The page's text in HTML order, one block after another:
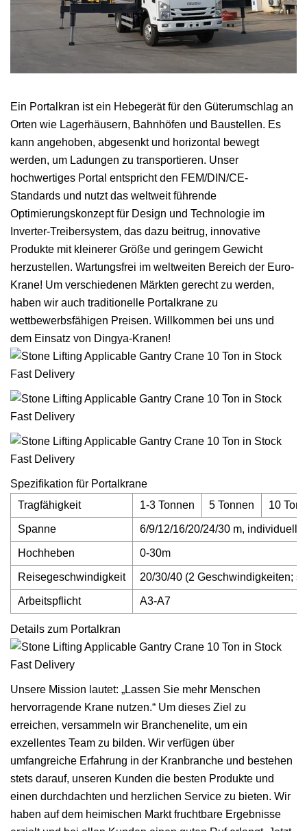
Ein Portalkran ist ein Hebegerät für den Güterumschlag an
Orten wie Lagerhäusern, Bahnhöfen und Baustellen. Es
kann angehoben, abgesenkt und horizontal bewegt
werden, um Ladungen zu transportieren. Unser
hochwertiges Portal entspricht den FEM/DIN/CE-
Standards und nutzt das weltweit führende
Optimierungskonzept für Design und Technologie im
Inverter-Treibersystem, das dazu beitrug, innovative
Produkte mit kleinerer Größe und geringem Gewicht
herzustellen. Wartungsfrei im weltweiten Bereich der Euro-
Krane! Um verschiedenen Märkten gerecht zu werden,
haben wir auch traditionelle Portalkrane zu
wettbewerbsfähigen Preisen. Willkommen bei uns und
dem Einsatz von Dingya-Kranen!
Spezifikation für Portalkrane
Tragfähigkeit
1-3 Tonnen 5 Tonnen 10
Spanne 6/9/12/16/20/24/30 m, individuell
Hochheben 0-30m
Reisegeschwindigkeit 20/30/40 (2 Geschwindigkeiten;
Arbeitspflicht A3-A7
Details zum Portalkran
Unsere Mission lautet: „Lassen Sie mehr Menschen
hervorragende Krane nutzen.“ Um dieses Ziel zu
erreichen, versammeln wir Branchenelite, um ein
exzellentes Team zu bilden. Wir verfügen über
umfangreiche Erfahrung in der Kranbranche und bestehen
stets darauf, unseren Kunden die besten Produkte und
einen durchdachten und herzlichen Service zu bieten. Wir
haben auf dem heimischen Markt fruchtbare Ergebnisse